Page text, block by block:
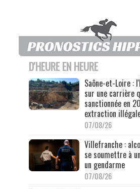
D'HEURE EN HEURE
Saône-et-Loire :
sur une carrière
sanctionnée en
extraction
07/08/26
Villefranche :
se soumettre à
un gendarme
07/08/26